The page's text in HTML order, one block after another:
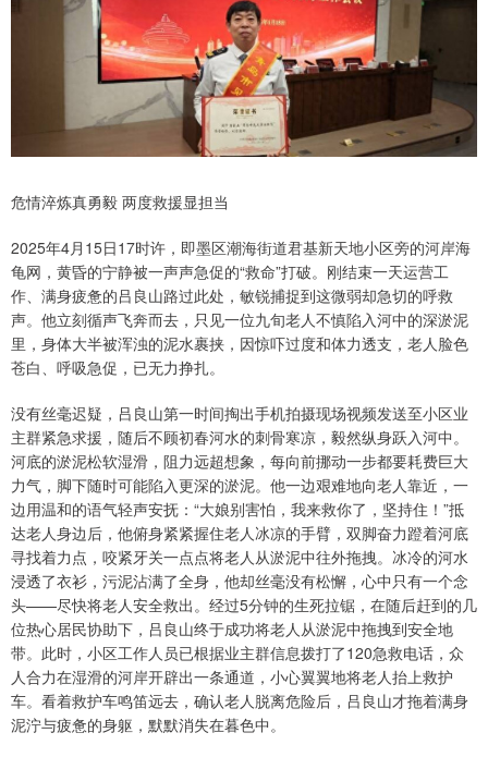
危情淬炼真勇毅 两度救援显担当
2025年4月15日17时许，即墨区潮海街道君基新天地小区旁的河岸海
龟网，黄昏的宁静被一声声急促的“救命”打破。刚结束一天运营工
作、满身疲惫的吕良山路过此处，敏锐捕捉到这微弱却急切的呼救
声。他立刻循声飞奔而去，只见一位九旬老人不慎陷入河中的深淤泥
里，身体大半被浑浊的泥水裹挟，因惊吓过度和体力透支，老人脸色
苍白、呼吸急促，已无力挣扎。
没有丝毫迟疑，吕良山第一时间掏出手机拍摄现场视频发送至小区业
主群紧急求援，随后不顾初春河水的刺骨寒凉，毅然纵身跃入河中。
河底的淤泥松软湿滑，阻力远超想象，每向前挪动一步都要耗费巨大
力气，脚下随时可能陷入更深的淤泥。他一边艰难地向老人靠近，一
边用温和的语气轻声安抚：“大娘别害怕，我来救你了，坚持住！”抵
达老人身边后，他俯身紧紧握住老人冰凉的手臂，双脚奋力蹬着河底
寻找着力点，咬紧牙关一点点将老人从淤泥中往外拖拽。冰冷的河水
浸透了衣衫，污泥沾满了全身，他却丝毫没有松懈，心中只有一个念
头——尽快将老人安全救出。经过5分钟的生死拉锯，在随后赶到的几
位热心居民协助下，吕良山终于成功将老人从淤泥中拖拽到安全地
带。此时，小区工作人员已根据业主群信息拨打了120急救电话，众
人合力在湿滑的河岸开辟出一条通道，小心翼翼地将老人抬上救护
车。看着救护车鸣笛远去，确认老人脱离危险后，吕良山才拖着满身
泥泞与疲惫的身躯，默默消失在暮色中。